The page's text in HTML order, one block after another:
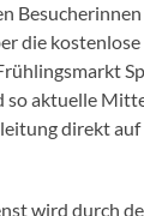
die
so aktuelle
direkt
wird durch